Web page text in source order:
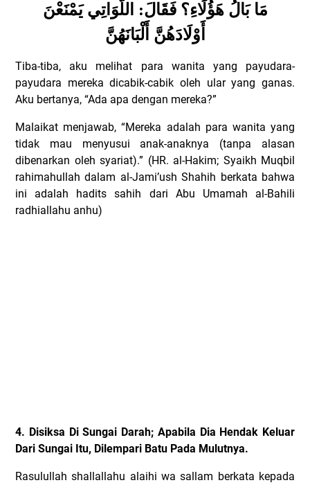
مَا بَالُ هَؤُلَاءِ؟ فَقَالَ: اللَّوَاتِي يَمْنَعْنَ
أَوْلَادَهُنَّ أَلْبَانَهُنَّ
Tiba-tiba, aku melihat para wanita yang payudara-
payudara mereka dicabik-cabik oleh ular yang ganas.
Aku bertanya, “Ada apa dengan mereka?”
Malaikat menjawab, “Mereka adalah para wanita yang
tidak mau menyusui anak-anaknya (tanpa alasan
dibenarkan oleh syariat).” (HR. al-Hakim; Syaikh Muqbil
rahimahullah dalam al-Jami’ush Shahih berkata bahwa
ini adalah hadits sahih dari Abu Umamah al-Bahili
radhiallahu anhu)
4. Disiksa Di Sungai Darah; Apabila Dia Hendak Keluar
Dari Sungai Itu, Dilempari Batu Pada Mulutnya.
Rasulullah shallallahu alaihi wa sallam berkata kepada